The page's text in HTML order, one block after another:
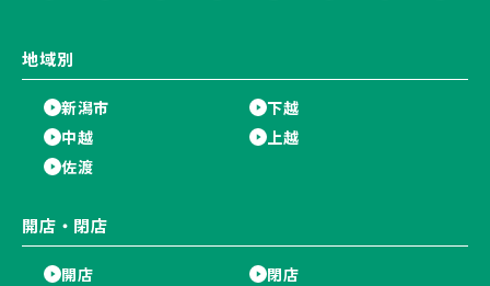
地域別
新潟市
下越
中越
上越
佐渡
開店・閉店
開店 閉店